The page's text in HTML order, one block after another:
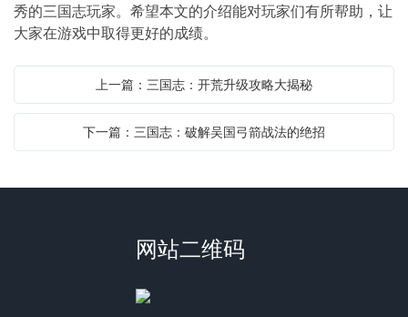
秀的三国志玩家。希望本文的介绍能对玩家们有所帮助，让
大家在游戏中取得更好的成绩。
上一篇：三国志：开荒升级攻略大揭秘
下一篇：三国志：破解吴国弓箭战法的绝招
网站二维码